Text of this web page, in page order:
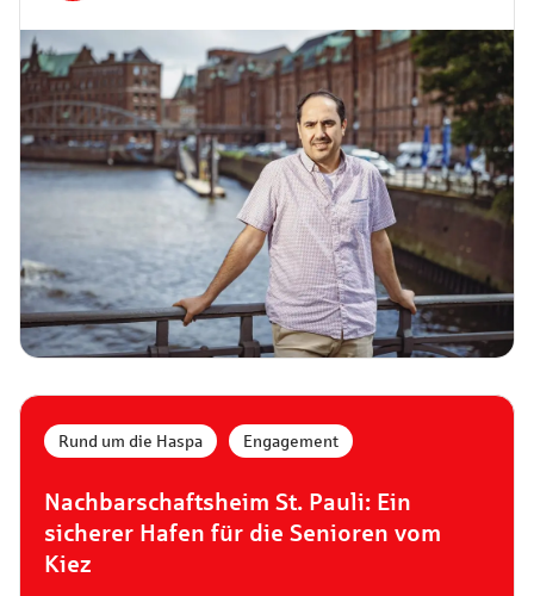
Nachbarschaftsheim St. Pauli: Ein
sicherer Hafen für die Senioren vom
Kiez
Rund um die Haspa Engagement